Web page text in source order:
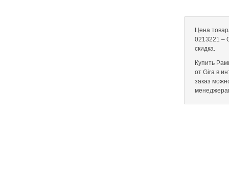
Цена
0213221 –
скидка.
Купить
от Gira в
заказ